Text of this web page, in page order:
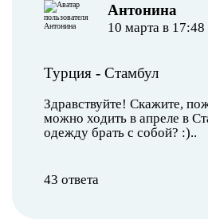
Антонина
10 марта в 17:48
Турция - Стамбул
Здравствуйте! Скажите,
можно ходить в апреле в
одежду брать с собой? :)..
43 ответа